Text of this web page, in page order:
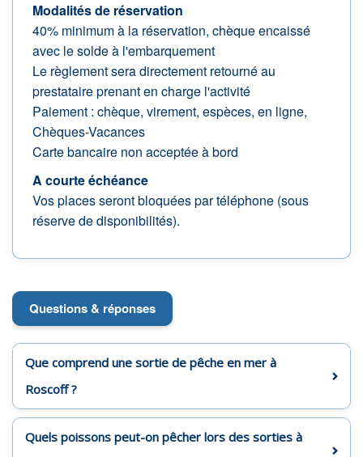
Modalités de réservation
40% minimum à la réservation, chèque encaissé
avec le solde à l'embarquement
Le règlement sera directement retourné au
prestataire prenant en charge l'activité
Paiement : chèque, virement, espèces, en ligne,
Chèques-Vacances
Carte bancaire non acceptée à bord
A courte échéance
Vos places seront bloquées par téléphone (sous
réserve de disponibilités).
Questions & réponses
Que comprend une sortie de pêche en mer à
Roscoff ?
Quels poissons peut-on pêcher lors des sorties à